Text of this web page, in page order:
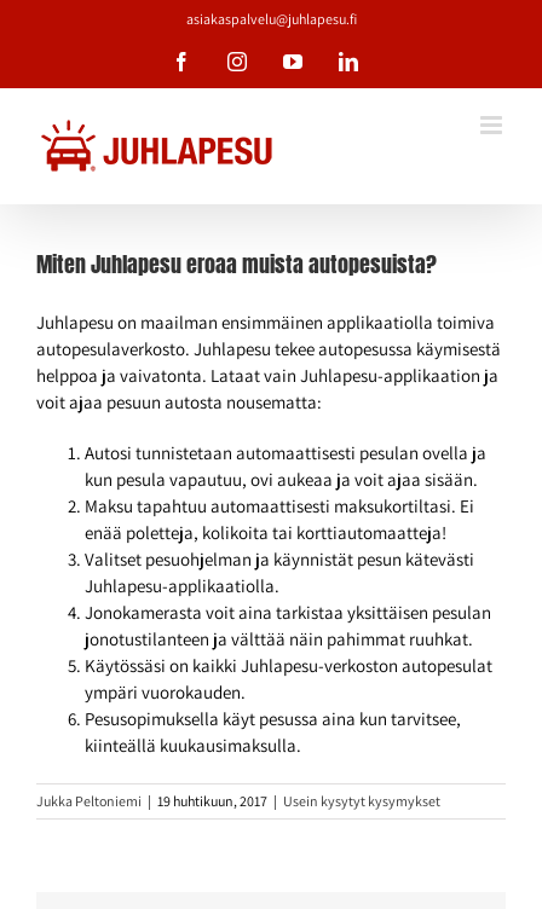
asiakaspalvelu@juhlapesu.fi
FacebookInstagramYouTubeLinkedIn
Miten Juhlapesu eroaa muista autopesuista?
Juhlapesu on maailman ensimmäinen applikaatiolla toimiva
autopesulaverkosto. Juhlapesu tekee autopesussa käymisestä
helppoa ja vaivatonta. Lataat vain Juhlapesu-applikaation ja
voit ajaa pesuun autosta nousematta:
Autosi tunnistetaan automaattisesti pesulan ovella ja
kun pesula vapautuu, ovi aukeaa ja voit ajaa sisään.
Maksu tapahtuu automaattisesti maksukortiltasi. Ei
enää poletteja, kolikoita tai korttiautomaatteja!
Valitset pesuohjelman ja käynnistät pesun kätevästi
Juhlapesu-applikaatiolla.
Jonokamerasta voit aina tarkistaa yksittäisen pesulan
jonotustilanteen ja välttää näin pahimmat ruuhkat.
Käytössäsi on kaikki Juhlapesu-verkoston autopesulat
ympäri vuorokauden.
Pesusopimuksella käyt pesussa aina kun tarvitsee,
kiinteällä kuukausimaksulla.
Jukka Peltoniemi | 19 huhtikuun, 2017 | Usein kysytyt kysymykset